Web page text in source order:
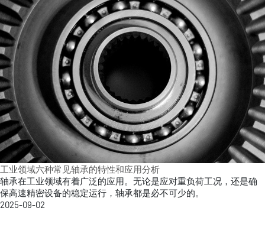
工业领域六种常见轴承的特性和应用分析
轴承在工业领域有着广泛的应用。无论是应对重负荷工况，还是确
保高速精密设备的稳定运行，轴承都是必不可少的。
2025-09-02